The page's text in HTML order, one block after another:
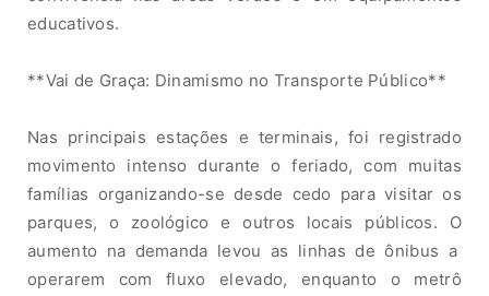
educativos.
**Vai de Graça: Dinamismo no Transporte Público**
Nas principais estações e terminais, foi registrado
movimento intensodurante o feriado, com muitas
famílias organizando-se desde cedo para visitaros
parques,o zoológico eoutros locais públicos. O
aumento na demanda levou as linhasdeônibus a
operarem com fluxo elevado, enquanto o metrô